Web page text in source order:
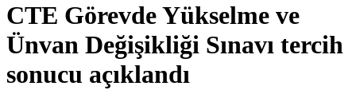
CTE Görevde Yükselme ve
Ünvan Değişikliği Sınavı tercih
sonucu açıklandı